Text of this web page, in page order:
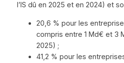
l’IS dû en 2025 et en 2024) et
20,6 % pour les
compris entre 1 Md€ et 3
2025) ;
41,2 % pour les